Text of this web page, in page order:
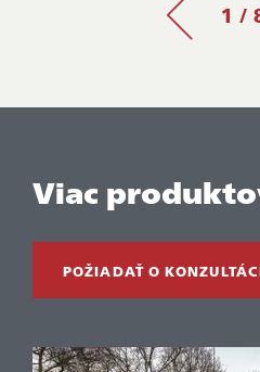
1 /
Viac
POŽIADAŤ O